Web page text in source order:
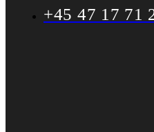
+45 47 17 71